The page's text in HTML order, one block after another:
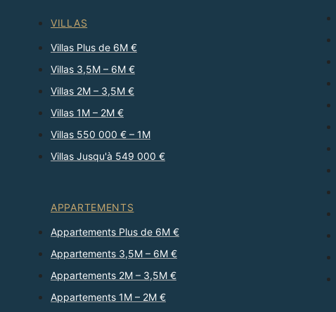
VILLAS
Villas Plus de 6M €
Villas 3,5M – 6M €
Villas 2M – 3,5M €
Villas 1M – 2M €
Villas 550 000 € – 1M
Villas Jusqu'à 549 000 €
APPARTEMENTS
Appartements Plus de 6M €
Appartements 3,5M – 6M €
Appartements 2M – 3,5M €
Appartements 1M – 2M €